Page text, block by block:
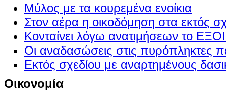
Μύλος με τα κουρεμένα ενοίκια
Στον αέρα η οικοδόμηση στα εκτός
Κονταίνει λόγω ανατιμήσεων το
Οι αναδασώσεις στις πυρόπληκτες
Εκτός σχεδίου με αναρτημένους
Οικονομία